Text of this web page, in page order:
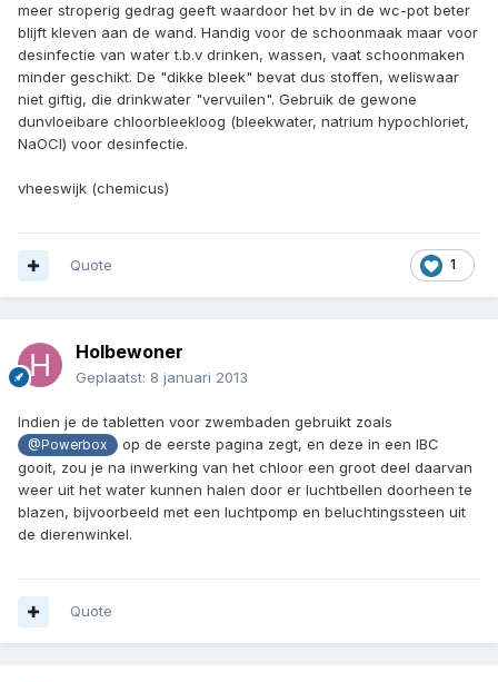
meer stroperig gedrag geeft waardoor het bv in de wc-pot beter
blijft kleven aan de wand. Handig voor de schoonmaak maar voor
desinfectie van water t.b.v drinken, wassen, vaat schoonmaken
minder geschikt. De "dikke bleek" bevat dus stoffen, weliswaar
niet giftig, die drinkwater "vervuilen". Gebruik de gewone
dunvloeibare chloorbleekloog (bleekwater, natrium hypochloriet,
NaOCl) voor desinfectie.
vheeswijk (chemicus)
1
Quote
Holbewoner
Geplaatst: 8 januari 2013
Indien je de tabletten voor zwembaden gebruikt zoals
@Powerbox
op de eerste pagina zegt, en deze in een IBC
gooit, zou je na inwerking van het chloor een groot deel daarvan
weer uit het water kunnen halen door er luchtbellen doorheen te
blazen, bijvoorbeeld met een luchtpomp en beluchtingssteen uit
de dierenwinkel.
Quote